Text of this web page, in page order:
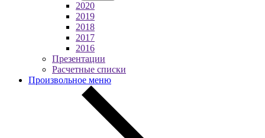
2020
2019
2018
2017
2016
Презентации
Расчетные списки
Произвольное меню